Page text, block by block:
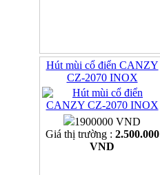
Hút mùi cổ điển CANZY
CZ-2070 INOX
1900000 VND
Giá thị trường : 2.500.000
VND